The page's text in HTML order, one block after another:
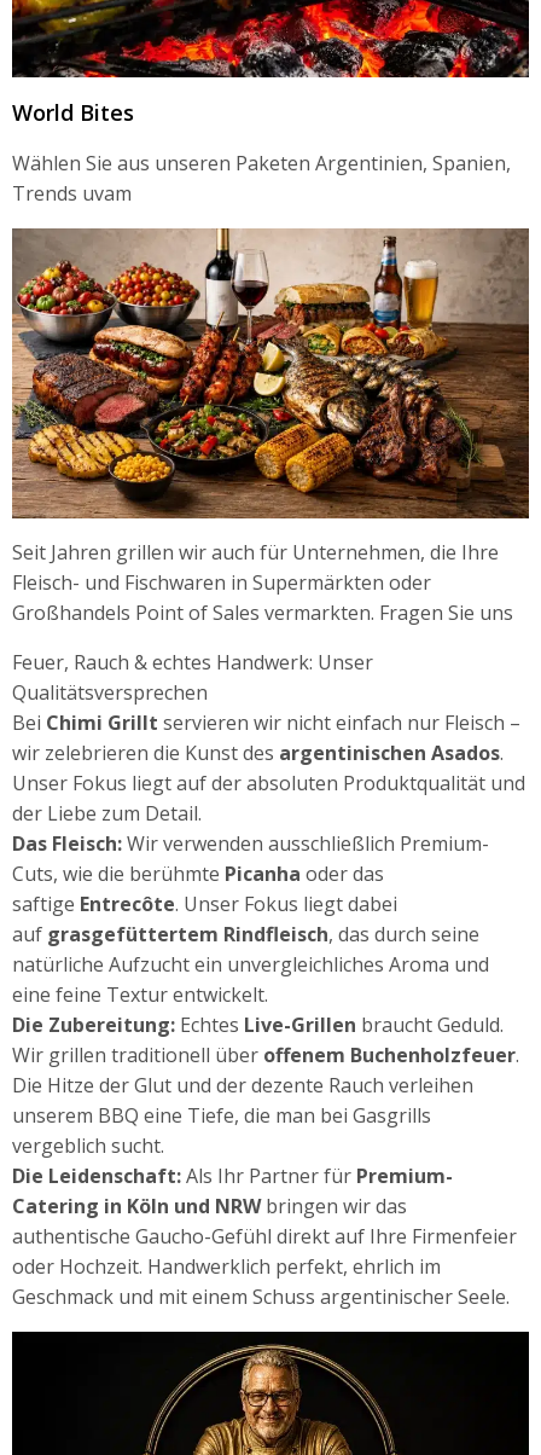
World Bites
Wählen Sie aus unseren Paketen Argentinien, Spanien,
Trends uvam
Seit Jahren grillen wir auch für Unternehmen, die Ihre
Fleisch- und Fischwaren in Supermärkten oder
Großhandels Point of Sales vermarkten. Fragen Sie uns
Feuer, Rauch & echtes Handwerk: Unser
Qualitätsversprechen
Bei Chimi Grillt servieren wir nicht einfach nur Fleisch –
wir zelebrieren die Kunst des argentinischen Asados.
Unser Fokus liegt auf der absoluten Produktqualität und
der Liebe zum Detail.
Das Fleisch:Wir verwenden ausschließlich Premium-
Cuts, wie die berühmte Picanha oder das
saftige Entrecôte. Unser Fokus liegt dabei
auf grasgefüttertem Rindfleisch, das durch seine
natürliche Aufzucht ein unvergleichliches Aroma und
eine feine Textur entwickelt.
Die Zubereitung: Echtes Live-Grillen braucht Geduld.
Wir grillen traditionell über offenem Buchenholzfeuer.
Die Hitze der Glut und der dezente Rauch verleihen
unserem BBQ eine Tiefe, die man bei Gasgrills
vergeblich sucht.
Die Leidenschaft:Als Ihr Partner für Premium-
Catering in Köln und NRWbringen wir das
authentische Gaucho-Gefühl direkt auf Ihre Firmenfeier
oder Hochzeit. Handwerklich perfekt, ehrlich im
Geschmack und mit einem Schuss argentinischer Seele.